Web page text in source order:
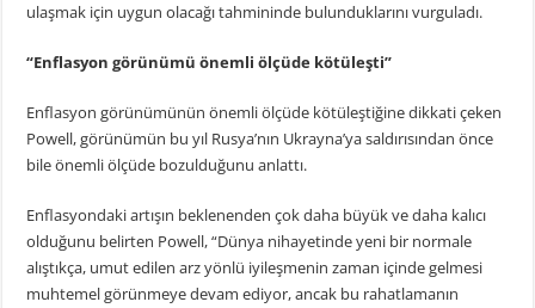
ulaşmak için uygun olacağı tahmininde bulunduklarını vurguladı.
“Enflasyon görünümü önemli ölçüde kötüleşti”
Enflasyon görünümünün önemli ölçüde kötüleştiğine dikkati çeken
Powell, görünümün bu yıl Rusya’nın Ukrayna’ya saldırısından önce
bile önemli ölçüde bozulduğunu anlattı.
Enflasyondaki artışın beklenenden çok daha büyük ve daha kalıcı
olduğunu belirten Powell, “Dünya nihayetinde yeni bir normale
alıştıkça, umut edilen arz yönlü iyileşmenin zaman içinde gelmesi
muhtemel görünmeye devam ediyor, ancak bu rahatlamanın